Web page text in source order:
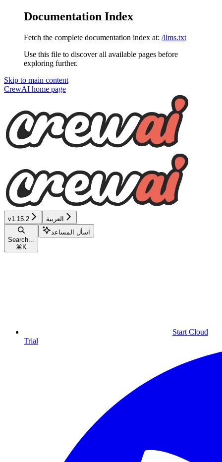
Documentation Index
Fetch the complete documentation index at: /llms.txt
Use this file to discover all available pages before
exploring further.
Skip to main content
CrewAI home page
v1.15.2 العربية
Search...
⌘ K
اسأل المساعد
Start Cloud
Trial